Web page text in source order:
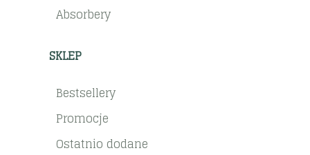
Absorbery
SKLEP
Bestsellery
Promocje
Ostatnio dodane